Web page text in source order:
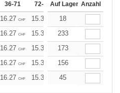
36-71 72-143 144-287 288 +
Auf Lager Anzahl
16.27 CHF 15.37 14.46
18
16.27 CHF 15.37 14.46
233
16.27 CHF 15.37 14.46
173
16.27 CHF 15.37 14.46
156
16.27 CHF 15.37 14.46
45